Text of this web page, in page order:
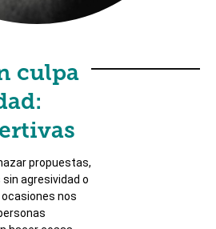
culpa
propuestas,
agresividad o
nos